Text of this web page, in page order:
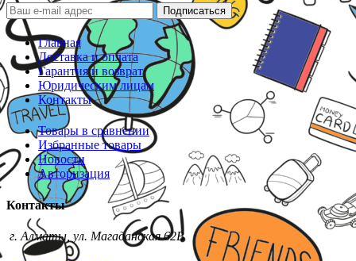
Подписаться
Главная
Доставка и оплата
Гарантия и возврат
Юридическим лицам
Контакты
Товары в сравнении
Избранные товары
Новости
Авторизация
Контакты
г. Алматы, ул. Магаданская 62В